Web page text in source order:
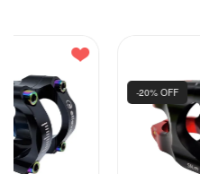
-20% OFF